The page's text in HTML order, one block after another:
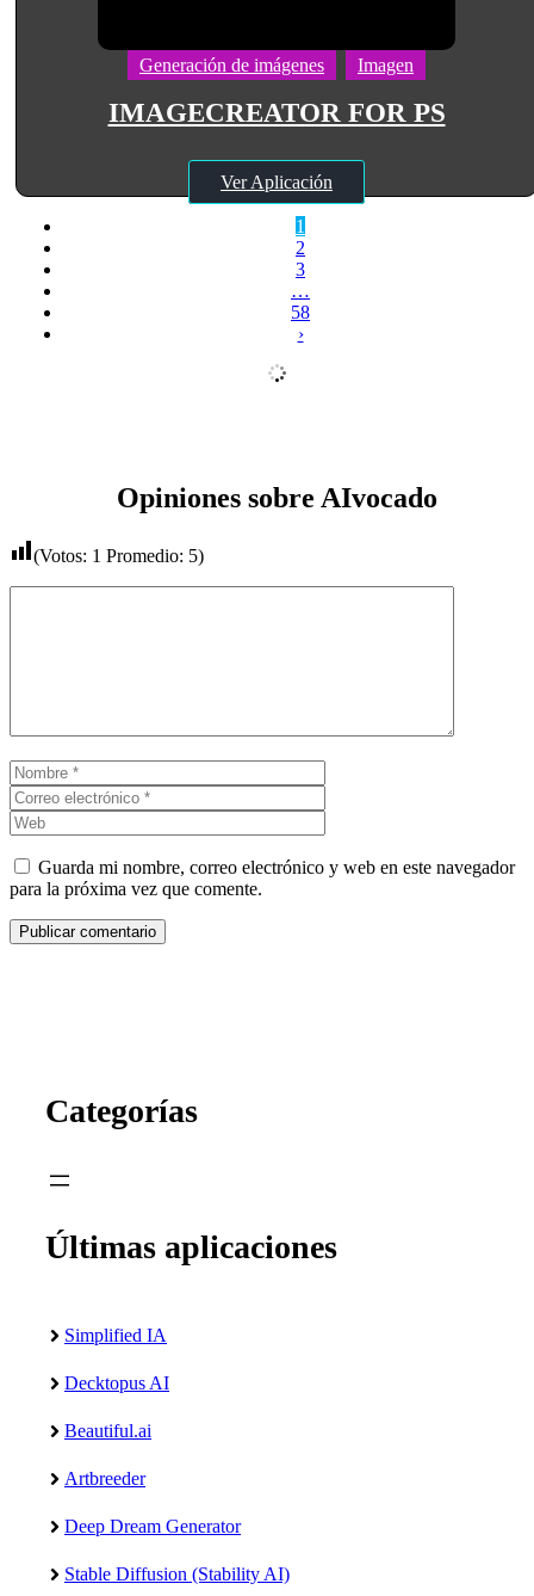
Generación de imágenes Imagen
IMAGECREATOR FOR PS
Ver Aplicación
1
2
3
…
58
›
Opiniones sobre AIvocado
(Votos: 1 Promedio: 5)
Nombre
electrónico
Guarda mi nombre, correo electrónico y web en este navegador
para la próxima vez que comente.
Categorías
Últimas aplicaciones
Simplified IA
Decktopus AI
Beautiful.ai
Artbreeder
Deep Dream Generator
Stable Diffusion (Stability AI)